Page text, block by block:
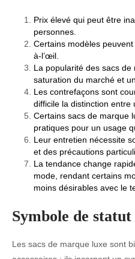
Prix élevé qui peut être
personnes.
Certains modèles
à-l’œil.
La popularité des sacs
saturation du marché et
Les contrefaçons sont
difficile la distinction entre
Certains sacs de marque
pratiques pour un usage
Leur entretien nécessite
et des précautions
La tendance change
mode, rendant certains
moins désirables avec le
Symbole de statut
Les sacs de marque luxe sont